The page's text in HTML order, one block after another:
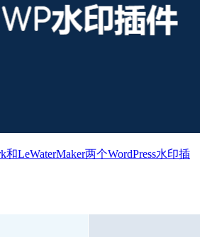
和LeWaterMaker两个WordPress水印插